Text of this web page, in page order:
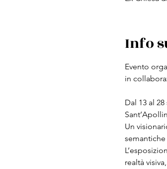
Info
Evento
in
Dal 13 al
Un
realtà